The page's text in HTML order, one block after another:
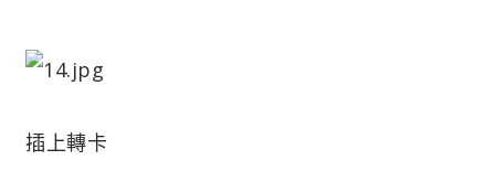
插上轉卡